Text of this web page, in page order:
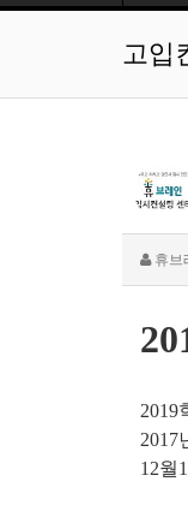
고입
휴브
2019
2017
12월